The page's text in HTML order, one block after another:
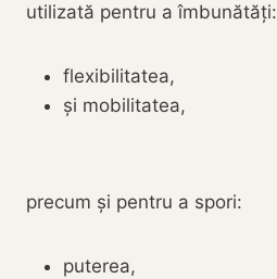
utilizată pentru a îmbunătăți:
flexibilitatea,
și mobilitatea,
precum și pentru a spori:
puterea,